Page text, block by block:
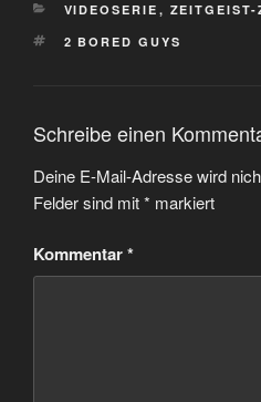
KATEGORIEN
VIDEOSERIE , ZEITGEIST-
SCHLAGWÖRTER
2 BORED GUYS
Schreibe einen
Deine E-Mail-Adresse wird
Felder sind mit* markiert
Kommentar*